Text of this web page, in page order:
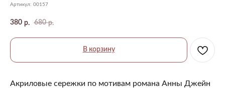
Артикул: 00157
380 р. 680 р.
В корзину
Акриловые сережки по мотивам романа Анны Джейн